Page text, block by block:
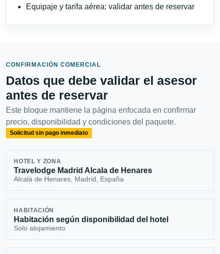
Equipaje y tarifa aérea: validar antes de reservar
CONFIRMACIÓN COMERCIAL
Datos que debe validar el asesor
antes de reservar
Este bloque mantiene la página enfocada en confirmar
precio, disponibilidad y condiciones del paquete.
Solicitud sin pago inmediato
HOTEL Y ZONA
Travelodge Madrid Alcala de Henares
Alcalá de Henares, Madrid, España
HABITACIÓN
Habitación según disponibilidad del hotel
Solo alojamiento